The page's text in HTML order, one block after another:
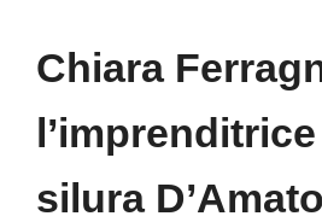
Chiara
silura